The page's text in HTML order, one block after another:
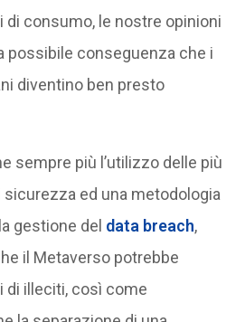
di consumo, le nostre opinioni
possibile conseguenza che i
diventino ben presto
sempre più l’utilizzo delle più
ed una metodologia
gestione del data breach,
il Metaverso potrebbe
di illeciti, così come